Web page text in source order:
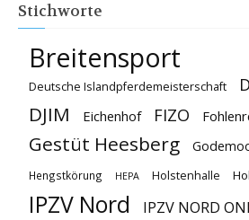
Stichworte
Breitensport
Deutsche Islandpferdemeisterschaft
DJIM Eichenhof FIZO
Gestüt Heesberg
Hengstkörung HEPA Holstenhalle
IPZV Nord IPZV NORD